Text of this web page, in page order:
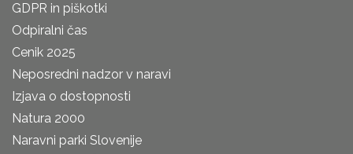
GDPR in piškotki
Odpiralni čas
Cenik 2025
Neposredni nadzor v naravi
Izjava o dostopnosti
Natura 2000
Naravni parki Slovenije